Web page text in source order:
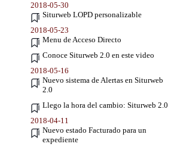
2018-05-30
Siturweb LOPD personalizable
2018-05-23
Menu de Acceso Directo
Conoce Siturweb 2.0 en este video
2018-05-16
Nuevo sistema de Alertas en Siturweb
2.0
Llego la hora del cambio: Siturweb 2.0
2018-04-11
Nuevo estado Facturado para un
expediente